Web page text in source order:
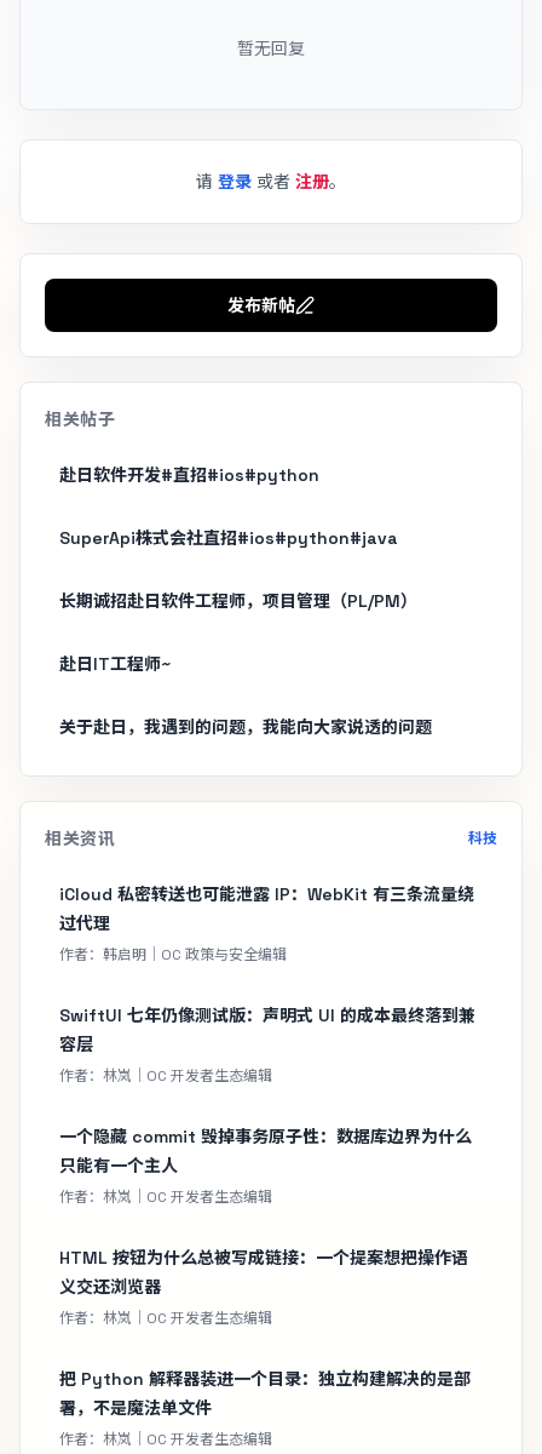
暂无回复
请 登录 或者 注册。
发布新帖
相关帖子
赴日软件开发#直招#ios#python
SuperApi株式会社直招#ios#python#java
长期诚招赴日软件工程师，项目管理（PL/PM）
赴日IT工程师~
关于赴日，我遇到的问题，我能向大家说透的问题
相关资讯 科技
iCloud 私密转送也可能泄露 IP：WebKit 有三条流量绕
过代理
作者：韩启明｜OC 政策与安全编辑
SwiftUI 七年仍像测试版：声明式 UI 的成本最终落到兼
容层
作者：林岚｜OC 开发者生态编辑
一个隐藏 commit 毁掉事务原子性：数据库边界为什么
只能有一个主人
作者：林岚｜OC 开发者生态编辑
HTML 按钮为什么总被写成链接：一个提案想把操作语
义交还浏览器
作者：林岚｜OC 开发者生态编辑
把 Python 解释器装进一个目录：独立构建解决的是部
署，不是魔法单文件
作者：林岚｜OC 开发者生态编辑